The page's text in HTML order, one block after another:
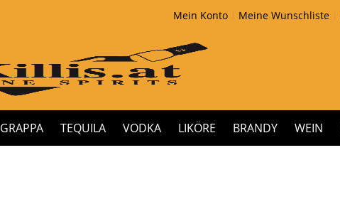
Mein Konto Meine Wunschliste
GRAPPA TEQUILA VODKA LIKÖRE BRANDY WEIN